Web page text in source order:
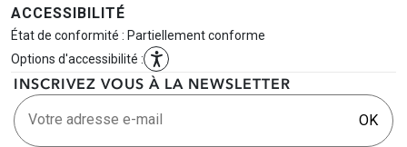
ACCESSIBILITÉ
État de conformité : Partiellement conforme
Options d'accessibilité :
INSCRIVEZ VOUS À LA NEWSLETTER
Votre adresse e-mail OK